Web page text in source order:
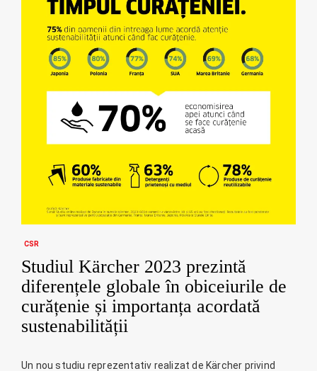
CSR
Studiul Kärcher 2023 prezintă
diferențele globale în obiceiurile de
curățenie și importanța acordată
sustenabilității
Un nou studiu reprezentativ realizat de Kärcher privind